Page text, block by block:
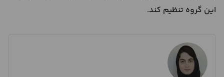
این گروه تنظیم کند.